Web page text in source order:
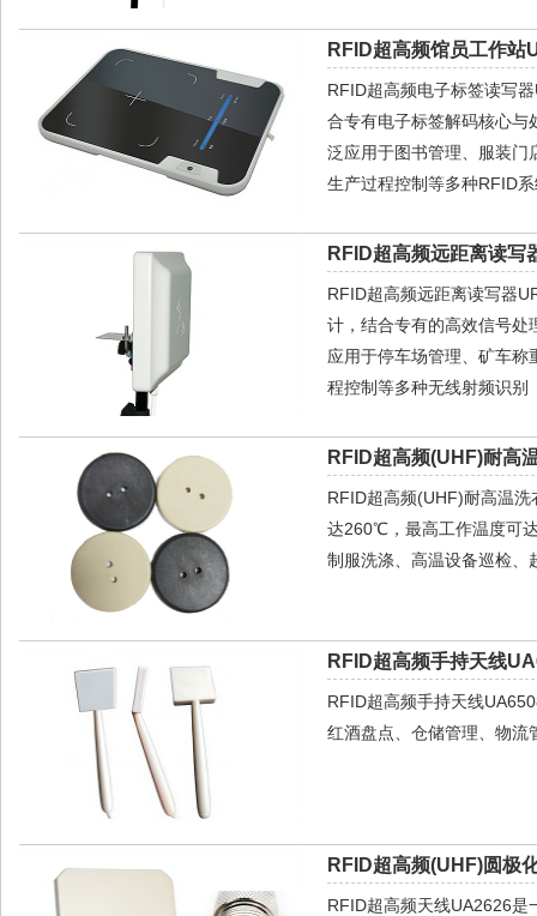
RFID超高频馆员工作站
RFID超高频电子标签读写
合专有电子标签解码核心与
泛应用于图书管理、服装门
生产过程控制等多种RFID
RFID超高频远距离读写
RFID超高频远距离读写器
计，结合专有的高效信号处
应用于停车场管理、矿车
程控制等多种无线射频识别
RFID超高频(UHF)耐高
RFID超高频(UHF)耐高温
达260℃，最高工作温度可
制服洗涤、高温设备巡检、
RFID超高频手持天线
RFID超高频手持天线
红酒盘点、仓储管理、物流
RFID超高频(UHF)圆极
RFID超高频天线UA2626是